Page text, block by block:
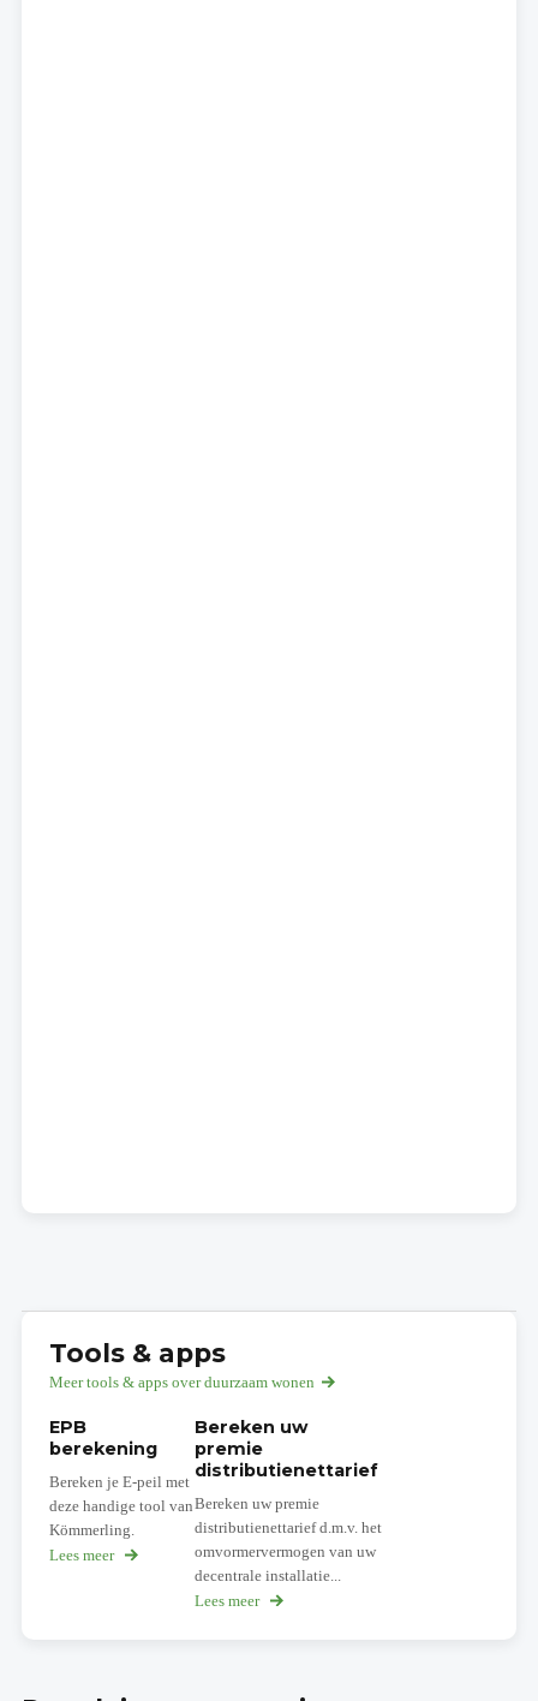
Tools & apps
Meer tools & apps over duurzaam wonen
EPB
berekening
Bereken je E-peil met
deze handige tool van
Kömmerling.
Lees meer over
Bereken uw
premie
distributienettarief
Bereken uw premie
distributienettarief d.m.v. het
omvormervermogen van uw
decentrale installatie...
Lees meer over